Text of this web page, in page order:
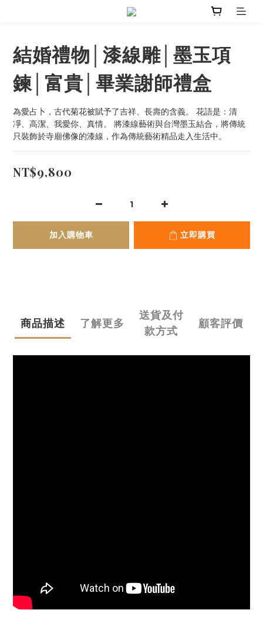
結婚禮物│漆線雕│墨玉項
鍊│富貴│畢業謝師禮盒
為愛占卜，古代菊花被賦予了吉祥、長壽的含義。 花語是：清
凈、高潔、我愛你、真情。 將漆線藝術與台灣墨玉結合，將傳統
只裝飾於寺廟佛像的漆線，作為傳統藝術精品走入生活中。
NT$9,800
加入購物車 立即購買
商品描述 了解更多
送貨及付
款方式
顧客評價